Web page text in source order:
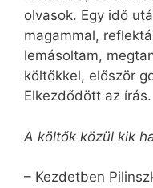
olvasok. Egy idő
magammal,
lemásoltam,
költőkkel, először
Elkezdődött az írás.
A költők közül kik
– Kezdetben